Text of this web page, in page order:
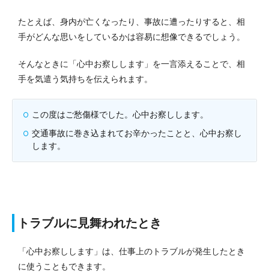
たとえば、身内が亡くなったり、事故に遭ったりすると、相
手がどんな思いをしているかは容易に想像できるでしょう。
そんなときに「心中お察しします」を一言添えることで、相
手を気遣う気持ちを伝えられます。
この度はご愁傷様でした。心中お察しします。
交通事故に巻き込まれてお辛かったことと、心中お察し
します。
トラブルに見舞われたとき
「心中お察しします」は、仕事上のトラブルが発生したとき
に使うこともできます。